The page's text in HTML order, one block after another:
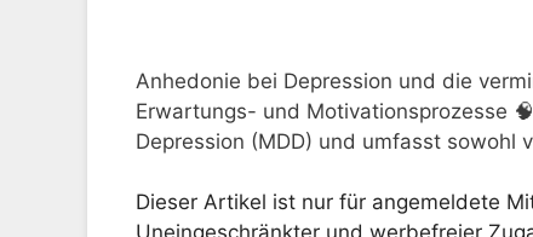
Anhedonie bei Depression und die
Erwartungs- und Motivationsprozesse
Depression (MDD) und umfasst sowohl
Dieser Artikel ist nur für angemeldete
Uneingeschränkter und werbefreier